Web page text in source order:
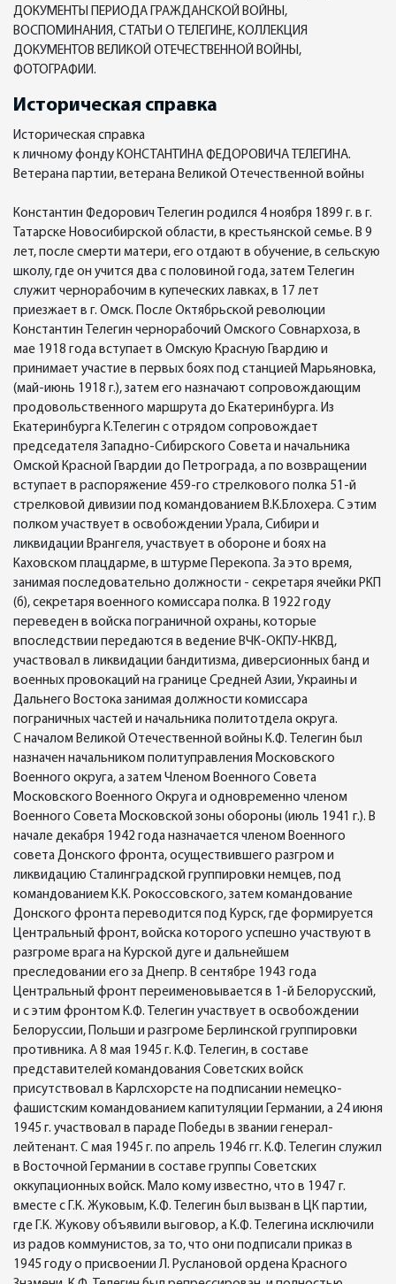
ДОКУМЕНТЫ ПЕРИОДА ГРАЖДАНСКОЙ ВОЙНЫ,
ВОСПОМИНАНИЯ, СТАТЬИ О ТЕЛЕГИНЕ, КОЛЛЕКЦИЯ
ДОКУМЕНТОВ ВЕЛИКОЙ ОТЕЧЕСТВЕННОЙ ВОЙНЫ,
ФОТОГРАФИИ.
Историческая справка
Историческая справка
к личному фонду КОНСТАНТИНА ФЕДОРОВИЧА ТЕЛЕГИНА.
Ветерана партии, ветерана Великой Отечественной войны
Константин Федорович Телегин родился 4 ноября 1899 г. в г.
Татарске Новосибирской области, в крестьянской семье. В 9
лет, после смерти матери, его отдают в обучение, в сельскую
школу, где он учится два с половиной года, затем Телегин
служит чернорабочим в купеческих лавках, в 17 лет
приезжает в г. Омск. После Октябрьской революции
Константин Телегин чернорабочий Омского Совнархоза, в
мае 1918 года вступает в Омскую Красную Гвардию и
принимает участие в первых боях под станцией Марьяновка,
(май-июнь 1918 г.), затем его назначают сопровождающим
продовольственного маршрута до Екатеринбурга. Из
Екатеринбурга К.Телегин с отрядом сопровождает
председателя Западно-Сибирского Совета и начальника
Омской Красной Гвардии до Петрограда, а по возвращении
вступает в распоряжение 459-го стрелкового полка 51-й
стрелковой дивизии под командованием В.К.Блохера. С этим
полком участвует в освобождении Урала, Сибири и
ликвидации Врангеля, участвует в обороне и боях на
Каховском плацдарме, в штурме Перекопа. За это время,
занимая последовательно должности - секретаря ячейки РКП
(б), секретаря военного комиссара полка. В 1922 году
переведен в войска пограничной охраны, которые
впоследствии передаются в ведение ВЧК-ОКПУ-НКВД,
участвовал в ликвидации бандитизма, диверсионных банд и
военных провокаций на границе Средней Азии, Украины и
Дальнего Востока занимая должности комиссара
пограничных частей и начальника политотдела округа.
С началом Великой Отечественной войны К.Ф. Телегин был
назначен начальником политуправления Московского
Военного округа, а затем Членом Военного Совета
Московского Военного Округа и одновременно членом
Военного Совета Московской зоны обороны (июль 1941 г.). В
начале декабря 1942 года назначается членом Военного
совета Донского фронта, осуществившего разгром и
ликвидацию Сталинградской группировки немцев, под
командованием К.К. Рокоссовского, затем командование
Донского фронта переводится под Курск, где формируется
Центральный фронт, войска которого успешно участвуют в
разгроме врага на Курской дуге и дальнейшем
преследовании его за Днепр. В сентябре 1943 года
Центральный фронт переименовывается в 1-й Белорусский,
и с этим фронтом К.Ф. Телегин участвует в освобождении
Белоруссии, Польши и разгроме Берлинской группировки
противника. А 8 мая 1945 г. К.Ф. Телегин, в составе
представителей командования Советских войск
присутствовал в Карлсхорсте на подписании немецко-
фашистским командованием капитуляции Германии, а 24 июня
1945 г. участвовал в параде Победы в звании генерал-
лейтенант. С мая 1945 г. по апрель 1946 гг. К.Ф. Телегин служил
в Восточной Германии в составе группы Советских
оккупационных войск. Мало кому известно, что в 1947 г.
вместе с Г.К. Жуковым, К.Ф. Телегин был вызван в ЦК партии,
где Г.К. Жукову объявили выговор, а К.Ф. Телегина исключили
из радов коммунистов, за то, что они подписали приказ в
1945 году о присвоении Л. Руслановой ордена Красного